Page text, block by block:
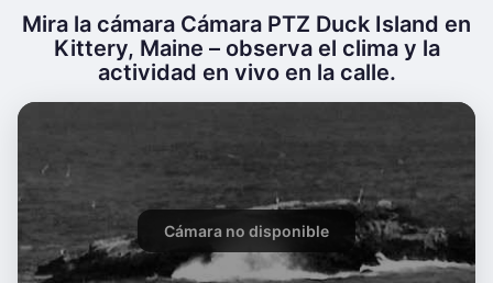
Mira la cámara Cámara PTZ Duck Island en
Kittery, Maine – observa el clima y la
actividad en vivo en la calle.
Cámara no disponible